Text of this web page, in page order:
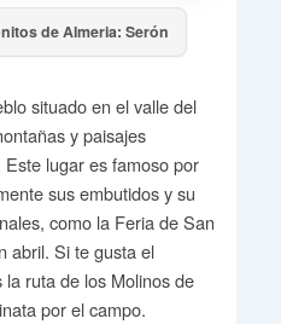
de Almeria: Serón
situado en el valle del
y paisajes
lugar es famoso por
sus embutidos y su
como la Feria de San
abril. Si te gusta el
ruta de los Molinos de
por el campo.